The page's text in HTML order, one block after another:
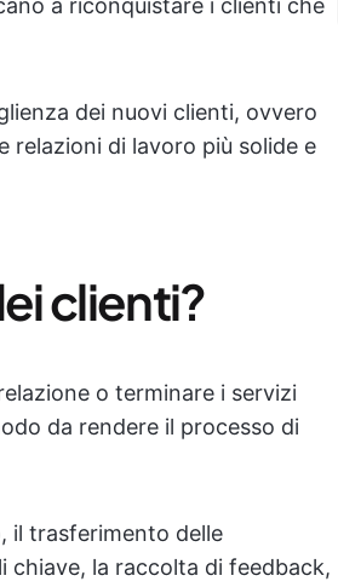
a riconquistare i clienti che
dei nuovi clienti, ovvero
relazioni di lavoro più solide e
clienti?
o terminare i servizi
da rendere il processo di
il trasferimento delle
chiave, la raccolta di feedback,